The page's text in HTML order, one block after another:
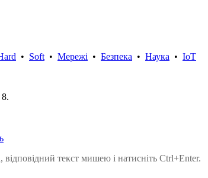
• Soft • Мережі • Безпека • Наука • IoT
текст мишею і натисніть Ctrl+Enter.